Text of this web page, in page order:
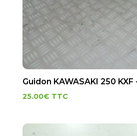
Guidon KAWASAKI 250 KXF
25.00€ TTC